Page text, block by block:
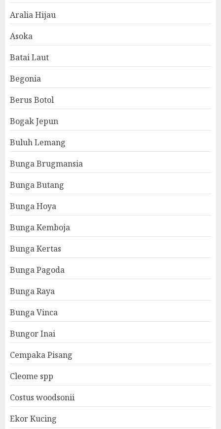
Aralia Hijau
Asoka
Batai Laut
Begonia
Berus Botol
Bogak Jepun
Buluh Lemang
Bunga Brugmansia
Bunga Butang
Bunga Hoya
Bunga Kemboja
Bunga Kertas
Bunga Pagoda
Bunga Raya
Bunga Vinca
Bungor Inai
Cempaka Pisang
Cleome spp
Costus woodsonii
Ekor Kucing